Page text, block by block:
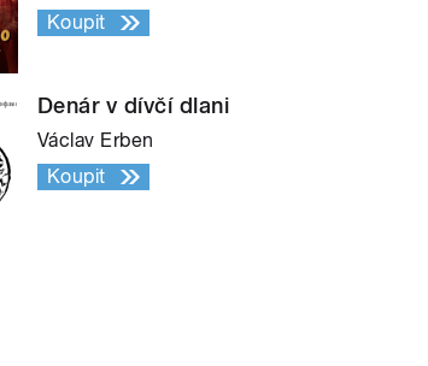
Koupit
Denár v dívčí dlani
Václav Erben
Koupit